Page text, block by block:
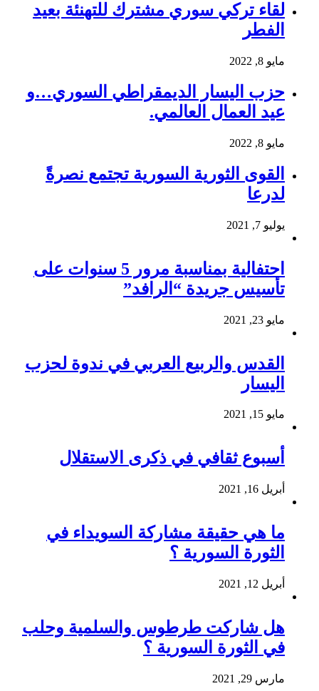
لقاء تركي سوري مشترك للتهنئة بعيد
الفطر
مايو 8, 2022
حزب اليسار الديمقراطي السوري…و
عيد العمال العالمي.
مايو 8, 2022
القوى الثورية السورية تجتمع نصرةً
لدرعا
يوليو 7, 2021
احتفالية بمناسبة مرور 5 سنوات على
تأسيس جريدة “الرافد”
مايو 23, 2021
القدس والربيع العربي في ندوة لحزب
اليسار
مايو 15, 2021
أسبوع ثقافي في ذكرى الاستقلال
أبريل 16, 2021
ما هي حقيقة مشاركة السويداء في
الثورة السورية ؟
أبريل 12, 2021
هل شاركت طرطوس والسلمية وحلب
في الثورة السورية ؟
مارس 29, 2021